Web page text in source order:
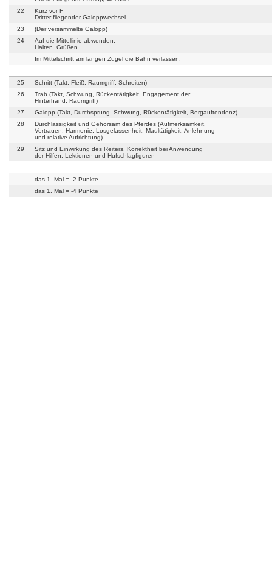
22
Kurz vor F
Dritter fliegender Galoppwechsel.
23
(Der versammelte Galopp)
24
Auf die Mittellinie abwenden.
Halten. Grüßen.
Im Mittelschritt am langen Zügel die Bahn verlassen.
25
Schritt (Takt, Fleiß, Raumgriff, Schreiten)
26
Trab (Takt, Schwung, Rückentätigkeit, Engagement der
Hinterhand, Raumgriff)
27
Galopp (Takt, Durchsprung, Schwung, Rückentätigkeit, Bergauftendenz)
28
Durchlässigkeit und Gehorsam des Pferdes (Aufmerksamkeit,
Vertrauen, Harmonie, Losgelassenheit, Maultätigkeit, Anlehnung
und relative Aufrichtung)
29
Sitz und Einwirkung des Reiters, Korrektheit bei Anwendung
der Hilfen, Lektionen und Hufschlagfiguren
das 1. Mal = -2 Punkte
das 1. Mal = -4 Punkte